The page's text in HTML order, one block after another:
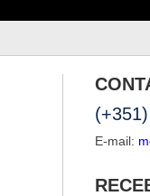
E-mail: